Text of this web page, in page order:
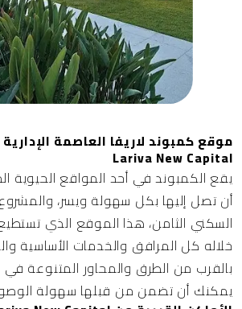
Lariva New Capital
يقع الكمبوند في أحد المواقع الحيوية
أن تصل إليها بكل سهولة ويسر،
السكني الثامن، هذا الموقع الذي
بالقرب من الطرق والمحاور المتنوعة في
يمكنك أن تضمن من قبلها سهولة